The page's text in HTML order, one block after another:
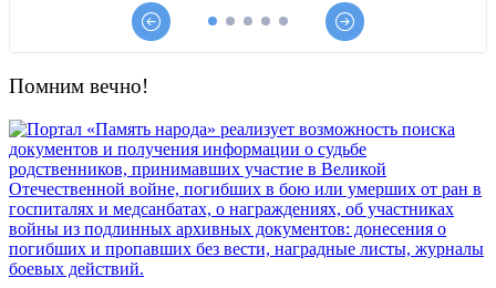
Помним вечно!